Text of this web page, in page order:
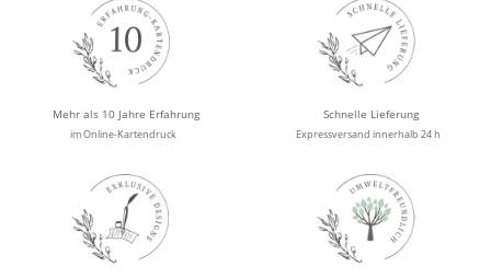
Mehr als 10 Jahre Erfahrung
im Online-Kartendruck
Schnelle Lieferung
Expressversand innerhalb 24 h